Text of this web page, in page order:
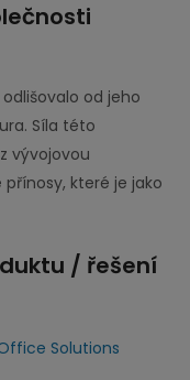
odlišovalo od jeho
Síla této
vývojovou
které je jako
/ řešení
Solutions